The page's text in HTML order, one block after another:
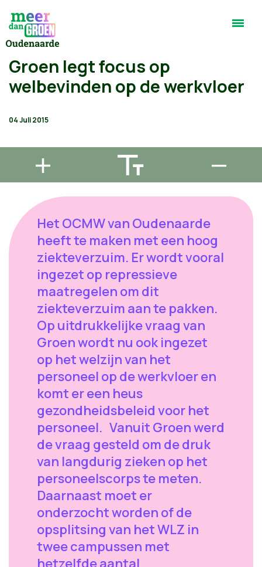
Groen legt focus op
welbevinden op de werkvloer
04 Juli 2015
Het OCMW van Oudenaarde
heeft te maken met een hoog
ziekteverzuim. Er wordt vooral
ingezet op repressieve
maatregelen om dit
ziekteverzuim aan te pakken.
Op uitdrukkelijke vraag van
Groen wordt nu ook ingezet
op het welzijn van het
personeel op de werkvloer en
komt er een heus
gezondheidsbeleid voor het
personeel. Vanuit Groen werd
de vraag gesteld om de druk
van langdurig zieken op het
personeelscorps te meten.
Daarnaast moet er
onderzocht worden of de
opsplitsing van het WLZ in
twee campussen met
hetzelfde aantal